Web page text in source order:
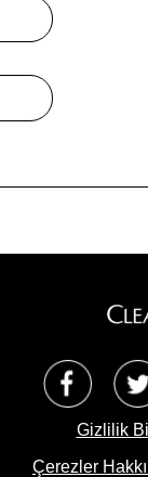
Opens
Gizlilik
Çerezler